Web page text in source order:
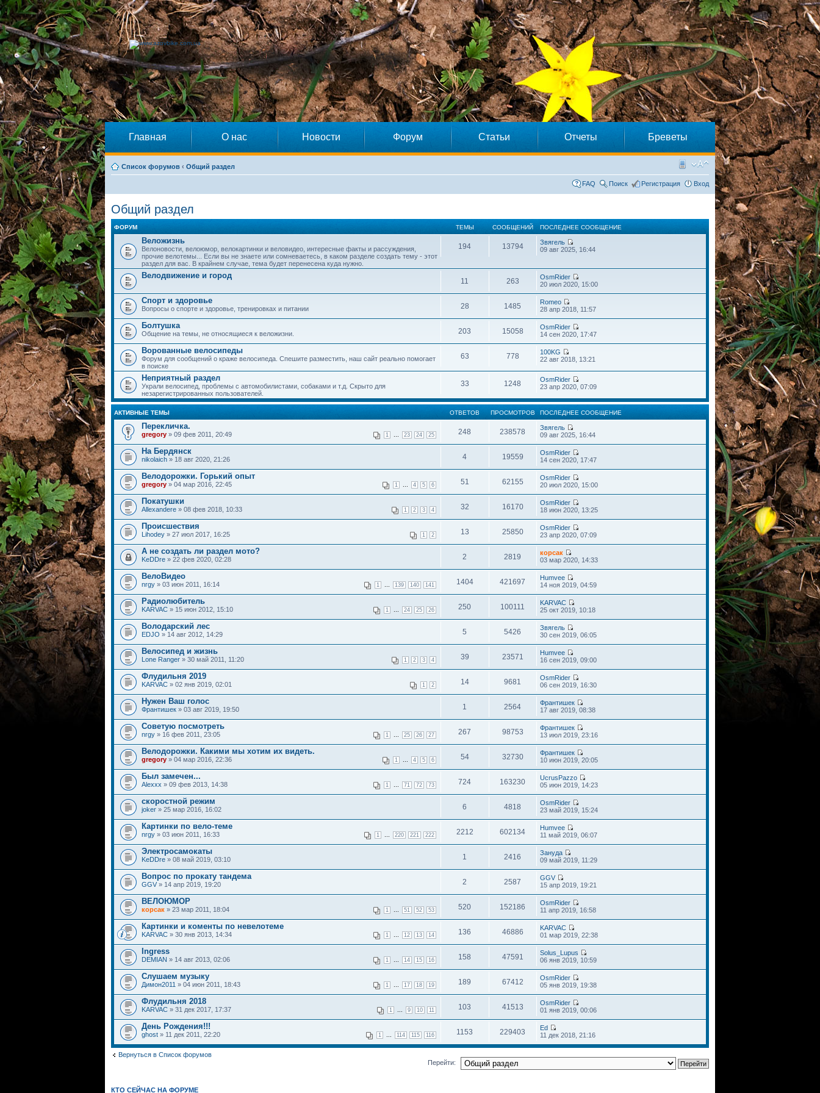
Главная О нас Новости Форум Статьи Отчеты Бреветы
Список форумов ‹ Общий раздел
FAQ Поиск Регистрация Вход
Общий раздел
ФОРУМ ТЕМЫ СООБЩЕНИЙ ПОСЛЕДНЕЕ СООБЩЕНИЕ
Веложизнь
Велоновости, велоюмор, велокартинки и веловидео, интересные факты и рассуждения,
прочие велотемы... Если вы не знаете или сомневаетесь, в каком разделе создать тему - этот
раздел для вас. В крайнем случае, тема будет перенесена куда нужно.
194 13794
Звягель
09 авг 2025, 16:44
Велодвижение и город
11 263
OsmRider
20 июл 2020, 15:00
Спорт и здоровье
Вопросы о спорте и здоровье, тренировках и питании 28 1485
Romeo
28 апр 2018, 11:57
Болтушка
Общение на темы, не относящиеся к веложизни. 203 15058
OsmRider
14 сен 2020, 17:47
Ворованные велосипеды
Форум для сообщений о краже велосипеда. Спешите разместить, наш сайт реально помогает
в поиске
63 778
100KG
22 авг 2018, 13:21
Неприятный раздел
Украли велосипед, проблемы с автомобилистами, собаками и т.д. Скрыто для
незарегистрированных пользователей.
33 1248
OsmRider
23 апр 2020, 07:09
АКТИВНЫЕ ТЕМЫ ОТВЕТОВ ПРОСМОТРОВ ПОСЛЕДНЕЕ СООБЩЕНИЕ
Перекличка.
1 23 24 25
gregory » 09 фев 2011, 20:49 248 238578
Звягель
09 авг 2025, 16:44
На Бердянск
nikolaich » 18 авг 2020, 21:26 4 19559
OsmRider
14 сен 2020, 17:47
Велодорожки. Горький опыт
1 4 5 6
gregory » 04 мар 2016, 22:45 51 62155
OsmRider
20 июл 2020, 15:00
Покатушки
1 2 3 4
Allexandere » 08 фев 2018, 10:33 32 16170
OsmRider
18 июн 2020, 13:25
Происшествия
1 2
Lihodey » 27 июл 2017, 16:25 13 25850
OsmRider
23 апр 2020, 07:09
А не создать ли раздел мото?
KeDDre » 22 фев 2020, 02:28 2 2819
корсак
03 мар 2020, 14:33
ВелоВидео
1 139 140 141
nrgy » 03 июн 2011, 16:14 1404 421697
Humvee
14 ноя 2019, 04:59
Радиолюбитель
1 24 25 26
KARVAC » 15 июн 2012, 15:10 250 100111
KARVAC
25 окт 2019, 10:18
Володарский лес
EDJO » 14 авг 2012, 14:29 5 5426
Звягель
30 сен 2019, 06:05
Велосипед и жизнь
1 2 3 4
Lone Ranger » 30 май 2011, 11:20 39 23571
Humvee
16 сен 2019, 09:00
Флудильня 2019
1 2
KARVAC » 02 янв 2019, 02:01 14 9681
OsmRider
06 сен 2019, 16:30
Нужен Ваш голос
Франтишек » 03 авг 2019, 19:50 1 2564
Франтишек
17 авг 2019, 08:38
Советую посмотреть
1 25 26 27
nrgy » 16 фев 2011, 23:05 267 98753
Франтишек
13 июл 2019, 23:16
Велодорожки. Какими мы хотим их видеть.
1 4 5 6
gregory » 04 мар 2016, 22:36 54 32730
Франтишек
10 июн 2019, 20:05
Был замечен...
1 71 72 73
Alexxx » 09 фев 2013, 14:38 724 163230
UcrusPazzo
05 июн 2019, 14:23
скоростной режим
joker » 25 мар 2016, 16:02 6 4818
OsmRider
23 май 2019, 15:24
Картинки по вело-теме
1 220 221 222
nrgy » 03 июн 2011, 16:33 2212 602134
Humvee
11 май 2019, 06:07
Электросамокаты
KeDDre » 08 май 2019, 03:10 1 2416
Зануда
09 май 2019, 11:29
Вопрос по прокату тандема
GGV » 14 апр 2019, 19:20 2 2587
GGV
15 апр 2019, 19:21
ВЕЛОЮМОР
1 51 52 53
корсак » 23 мар 2011, 18:04 520 152186
OsmRider
11 апр 2019, 16:58
Картинки и коменты по невелотеме
1 12 13 14
KARVAC » 30 янв 2013, 14:34 136 46886
KARVAC
01 мар 2019, 22:38
Ingress
1 14 15 16
DEMIAN » 14 авг 2013, 02:06 158 47591
Solus_Lupus
06 янв 2019, 10:59
Слушаем музыку
1 17 18 19
Димон2011 » 04 июн 2011, 18:43 189 67412
OsmRider
05 янв 2019, 19:38
Флудильня 2018
1 9 10 11
KARVAC » 31 дек 2017, 17:37 103 41513
OsmRider
01 янв 2019, 00:06
День Рождения!!!
1 114 115 116
ghost » 11 дек 2011, 22:20 1153 229403
Ed
11 дек 2018, 21:16
Вернуться в Список форумов
Перейти:
КТО СЕЙЧАС НА ФОРУМЕ